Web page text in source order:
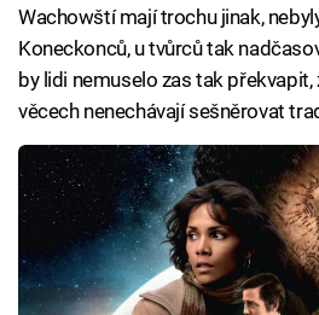
Wachowští mají trochu jinak,
Koneckonců, u tvůrců tak
by lidi nemuselo zas tak překvapit,
věcech nenechávají sešněrovat